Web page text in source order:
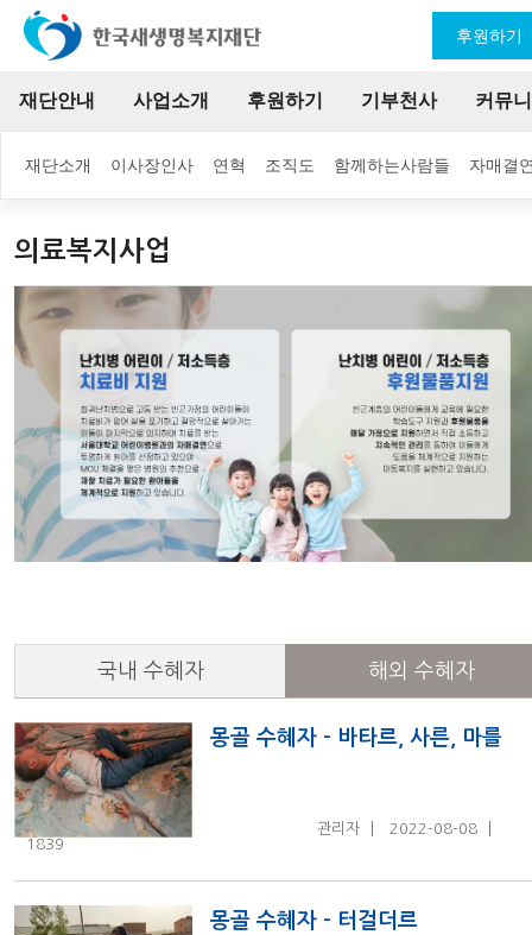
재단안내
재단소개 이사장인사 연혁 조직도 함께하는사람들 자매결
사업소개 후원하기 기부천사 커뮤
후원하기
의료복지사업
국내 수혜자 해외 수혜자
몽골 수혜자 - 바타르, 사른, 마를
관리자
2022-08-08
1839
몽골 수혜자 - 터걸더르